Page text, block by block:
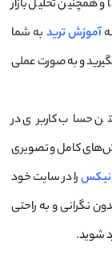
همچنین تحلیل بازار
آموزش ترید به شما
و به صورت عملی
حساب کاربری در
کامل و تصویری
را در سایت خود
نگرانی و به راحتی
شوید.